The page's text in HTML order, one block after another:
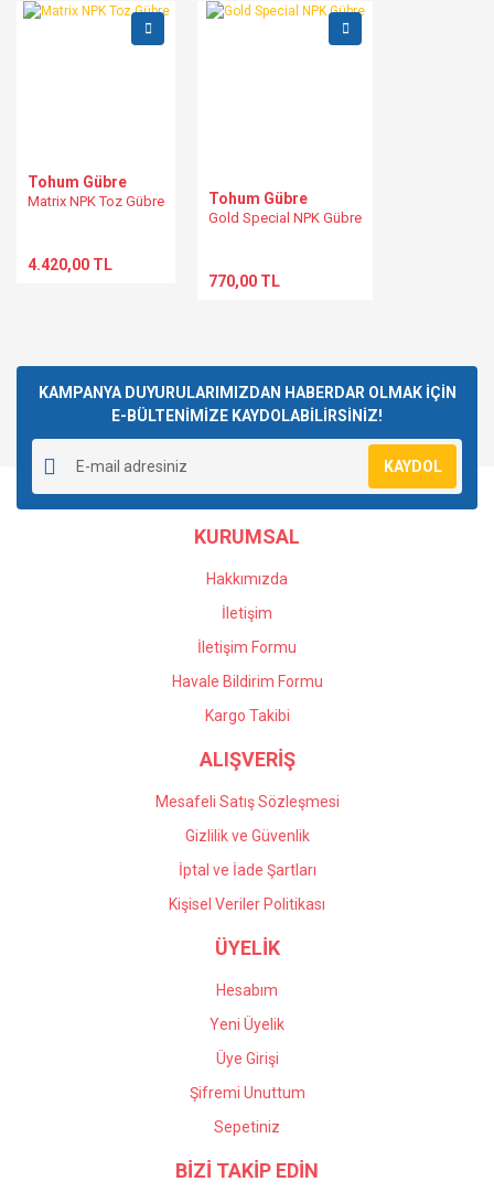
Ürün resmi kalitesiz, bozuk veya görüntülenemiyor.
Tohum Gübre
Matrix NPK Toz Gübre
4.420,00 TL
Tohum Gübre
Gold Special NPK Gübre
770,00 TL
KAMPANYA DUYURULARIMIZDAN HABERDAR OLMAK İÇİN
E-BÜLTENİMİZE KAYDOLABİLİRSİNİZ!
KAYDOL
KURUMSAL
Hakkımızda
İletişim
İletişim Formu
Havale Bildirim Formu
Kargo Takibi
ALIŞVERİŞ
Mesafeli Satış Sözleşmesi
Gizlilik ve Güvenlik
İptal ve İade Şartları
Kişisel Veriler Politikası
ÜYELİK
Hesabım
Yeni Üyelik
Üye Girişi
Şifremi Unuttum
Sepetiniz
BİZİ TAKİP EDİN